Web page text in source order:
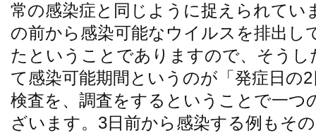
常の感染症と同じように捉えられてい
の前から感染可能なウイルスを排出し
たということでありますので、そう
て感染可能期間というのが「発症日の
検査を、調査をするということで一つ
ざいます。3日前から感染する例もそ